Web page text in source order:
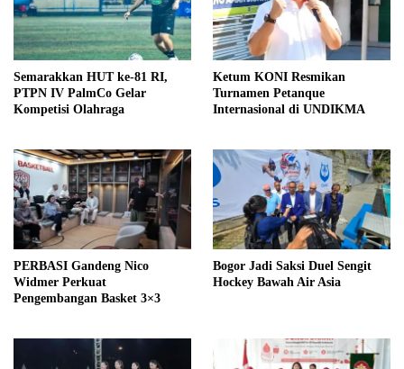
Semarakkan HUT ke-81 RI,
PTPN IV PalmCo Gelar
Kompetisi Olahraga
Ketum KONI Resmikan
Turnamen Petanque
Internasional di UNDIKMA
PERBASI Gandeng Nico
Widmer Perkuat
Pengembangan Basket 3×3
Bogor Jadi Saksi Duel Sengit
Hockey Bawah Air Asia